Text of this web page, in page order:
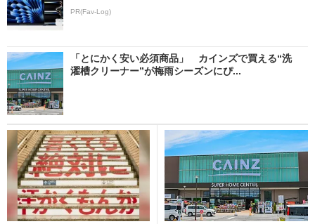
PR(Fav-Log)
「とにかく安い必須商品」 カインズで買える“洗
濯槽クリーナー”が梅雨シーズンにぴ...